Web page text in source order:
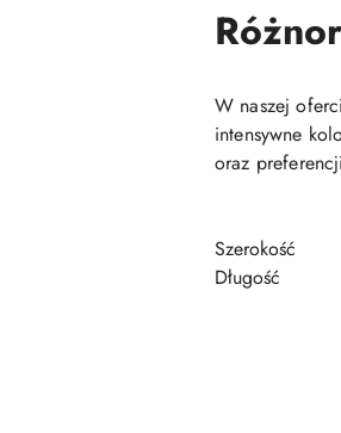
W naszej
intensywne
oraz
Szerokość
Długość